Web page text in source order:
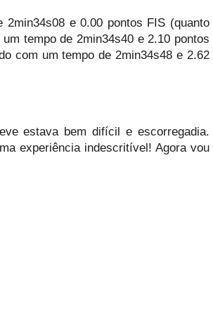
e 0.00 pontos FIS (quanto
tempo de 2min34s40 e 2.10 pontos
com um tempo de 2min34s48 e 2.62
estava bem difícil e escorregadia.
experiência indescritível! Agora vou